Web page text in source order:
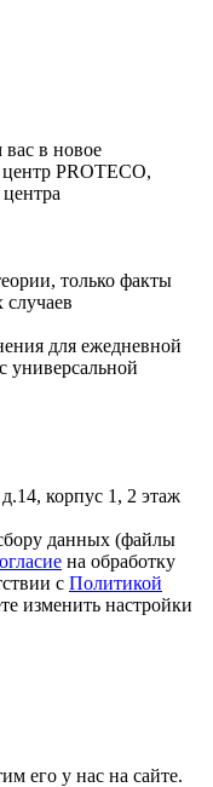
в новое
PROTECO,
только факты
для ежедневной
универсальной
корпус 1, 2 этаж
данных (файлы
на обработку
с Политикой
изменить настройки
его у нас на сайте.